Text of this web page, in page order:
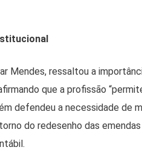
Mendes, ressaltou a
que a profissão
defendeu a necessidade de
do redesenho das